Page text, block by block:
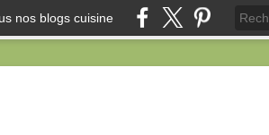
nos blogs cuisine